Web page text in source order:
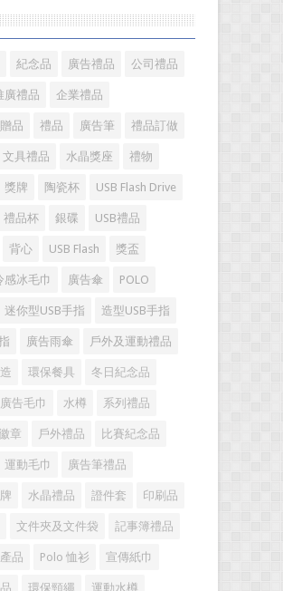
瓷盃?很多人想必都不是很了解。今
享一些陶瓷盃選購需要注意的問
紀念品 廣告禮品 公司禮品
廣禮品 企業禮品
品 禮品 廣告筆 禮品訂做
文具禮品 水晶獎座 禮物
獎牌 陶瓷杯 USB Flash Drive
禮品杯 銀碟 USB禮品
背心 USB Flash 獎盃
感冰毛巾 廣告傘 POLO
迷你型USB手指 造型USB手指
廣告雨傘 戶外及運動禮品
環保餐具 冬日紀念品
廣告毛巾 水樽 系列禮品
章 戶外禮品 比賽紀念品
運動毛巾 廣告筆禮品
水晶禮品 證件套 印刷品
文件夾及文件袋 記事簿禮品
品 Polo 恤衫 宣傳紙巾
環保頸繩 運動水樽